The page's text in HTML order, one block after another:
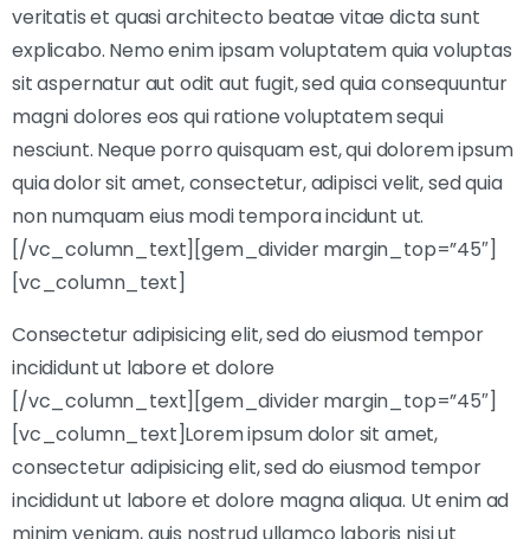
veritatis et quasi architecto beatae vitae dicta sunt
explicabo. Nemo enim ipsam voluptatem quia voluptas
sit aspernatur aut odit aut fugit, sed quia consequuntur
magni dolores eos qui ratione voluptatem sequi
nesciunt. Neque porro quisquam est, qui dolorem ipsum
quia dolor sit amet, consectetur, adipisci velit, sed quia
non numquam eius modi tempora incidunt ut.
[/vc_column_text][gem_divider margin_top=”45″]
[vc_column_text]
Consectetur adipisicing elit, sed do eiusmod tempor
incididunt ut labore et dolore
[/vc_column_text][gem_divider margin_top=”45″]
[vc_column_text]Lorem ipsum dolor sit amet,
consectetur adipisicing elit, sed do eiusmod tempor
incididunt ut labore et dolore magna aliqua. Ut enim ad